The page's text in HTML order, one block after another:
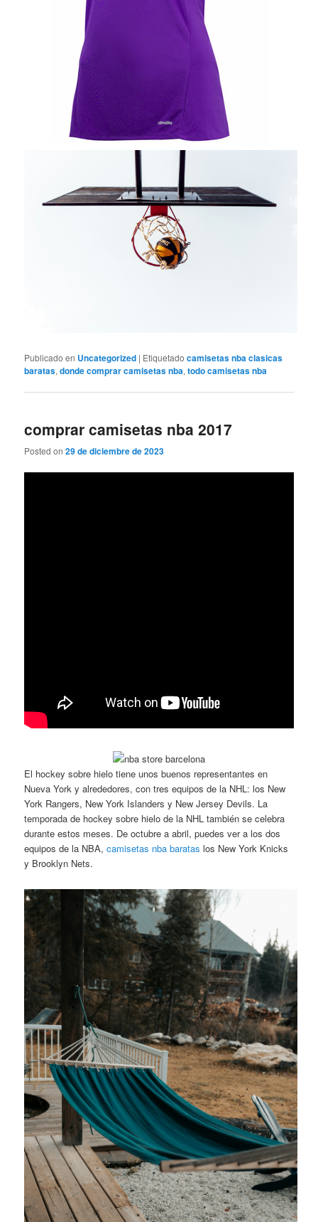
Publicado en Uncategorized | Etiquetado camisetas nba clasicas
baratas,donde comprar camisetas nba,todo camisetas nba
comprar camisetas nba 2017
Posted on29 de diciembre de 2023
El hockey sobre hielo tiene unos buenos representantes en
Nueva York y alrededores, con tres equipos de la NHL: los New
York Rangers, New York Islanders y New Jersey Devils. La
temporada de hockey sobre hielo de la NHL también se celebra
durante estos meses. De octubre a abril, puedes ver a los dos
equipos de la NBA,camisetas nba baratas los New York Knicks
y Brooklyn Nets.